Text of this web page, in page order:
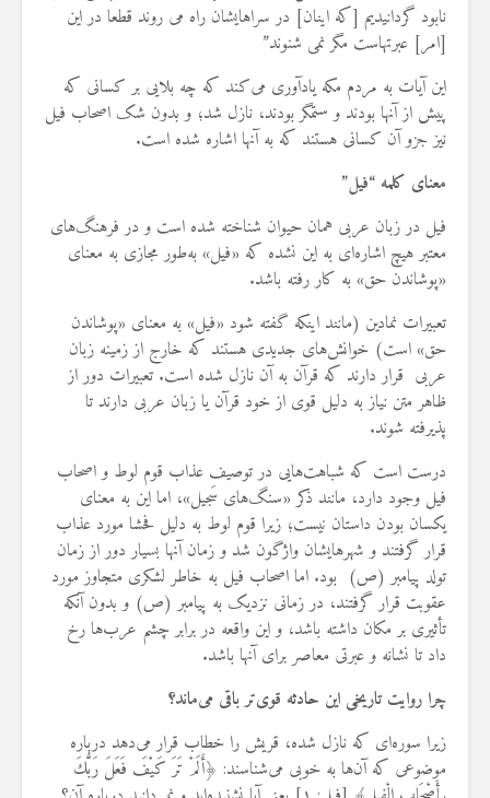
نابود گردانيديم [كه اينان] در سراهايشان راه مى ‏روند قطعا در اين
[امر] عبرتهاست مگر نمى ‏شنوند”
این آیات به مردم مکه یادآوری می‌کند که چه بلایی بر کسانی که
پیش از آنها بودند و ستمگر بودند، نازل شد؛ و بدون شک اصحاب فیل
نیز جزو آن کسانی هستند که به آنها اشاره شده است.
معنای کلمه “فیل”
فیل در زبان عربی همان حیوان شناخته‌ شده است و در فرهنگ‌های
معتبر هیچ اشاره‌ای به این نشده که «فیل» به‌طور مجازی به معنای
«پوشاندن حق» به کار رفته باشد.
تعبیرات نمادین (مانند اینکه گفته شود «فیل» به معنای «پوشاندن
حق» است) خوانش‌های جدیدی هستند که خارج از زمینه زبان
عربی‌ قرار دارند که قرآن به آن نازل شده است. تعبیرات دور از
ظاهر متن نیاز به دلیل قوی از خود قرآن یا زبان عربی دارند تا
پذیرفته شوند.
درست است که شباهت‌هایی در توصیف عذاب قوم لوط و اصحاب
فیل وجود دارد، مانند ذکر «سنگ‌های سَجیل»، اما این به معنای
یکسان بودن داستان نیست؛ زیرا قوم لوط به دلیل فحشا مورد عذاب
قرار گرفتند و شهرهایشان واژگون شد و زمان آنها بسیار دور از زمان
تولد پیامبر (ص) بود. اما اصحاب فیل به خاطر لشکری متجاوز مورد
عقوبت قرار گرفتند، در زمانی نزدیک به پیامبر (ص) و بدون آنکه
تأثیری بر مکان داشته باشد، و این واقعه در برابر چشم عرب‌ها رخ
داد تا نشانه و عبرتی معاصر برای آنها باشد.
چرا روایت تاریخی این حادثه قوی‌تر باقی می‌ماند؟
زیرا سوره‌ای که نازل شده، قریش را خطاب قرار می‌دهد درباره
موضوعی که آن‌ها به خوبی می‌شناسند: ﴿أَلَمْ ‌تَرَ ‌كَيْفَ ‌فَعَلَ رَبُّكَ